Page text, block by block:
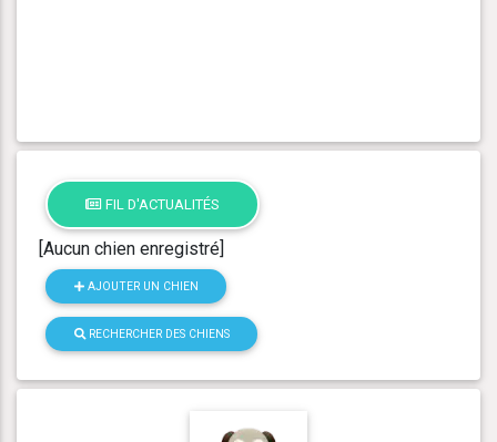
FIL D'ACTUALITÉS
[Aucun chien enregistré]
AJOUTER UN CHIEN
RECHERCHER DES CHIENS